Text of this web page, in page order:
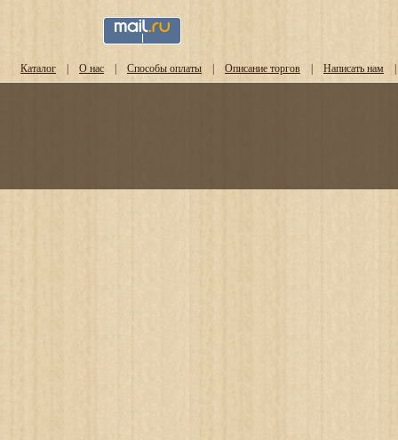
Каталог | О нас | Способы оплаты | Описание торгов | Написать нам |